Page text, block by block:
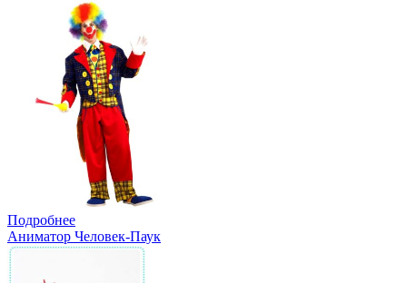
Подробнее
Аниматор Человек-Паук